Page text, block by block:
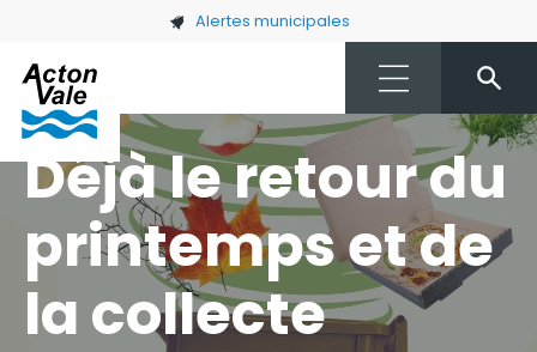
Skip to main content Alertes municipales
Déjà le retour du
printemps et de
la collecte